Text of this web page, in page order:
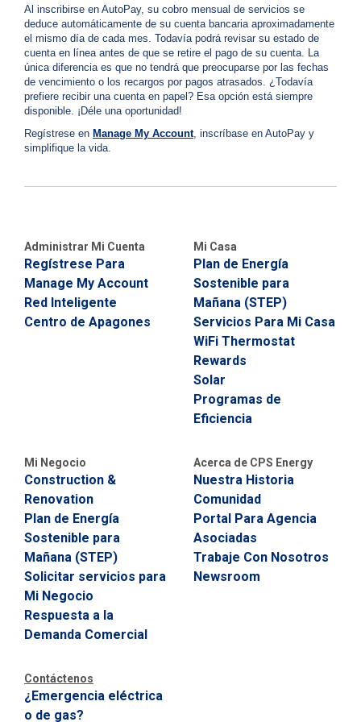
o
d
e
G
a
s
?
C
a
l
3
5
3
-
4
e
n
e
P
r
e
g
u
n
t
a
s
S
r
e
s
i
l
i
d
a
d
o
n
p
a
a
u
t
o
m
á
t
c
Al inscribirse en AutoPay, su cobro mensual de servicios se
deduce automáticamente de su cuenta bancaria aproximadamente
el mismo día de cada mes. Todavía podrá revisar su estado de
cuenta en línea antes de que se retire el pago de su cuenta. La
única diferencia es que no tendrá que preocuparse por las fechas
de vencimiento o los recargos por pagos atrasados. ¿Todavía
prefiere recibir una cuenta en papel? Esa opción está siempre
disponible. ¡Déle una oportunidad!
Regístrese en Manage My Account, inscríbase en AutoPay y
simplifique la vida.
Administrar Mi Cuenta
Regístrese Para
Manage My Account
Red Inteligente
Centro de Apagones
Mi Casa
Plan de Energía
Sostenible para
Mañana (STEP)
Servicios Para Mi Casa
WiFi Thermostat
Rewards
Solar
Programas de
Eficiencia
Mi Negocio
Construction &
Renovation
Plan de Energía
Sostenible para
Mañana (STEP)
Solicitar servicios para
Mi Negocio
Respuesta a la
Demanda Comercial
Acerca de CPS Energy
Nuestra Historia
Comunidad
Portal Para Agencia
Asociadas
Trabaje Con Nosotros
Newsroom
Contáctenos
¿Emergencia eléctrica
o de gas?